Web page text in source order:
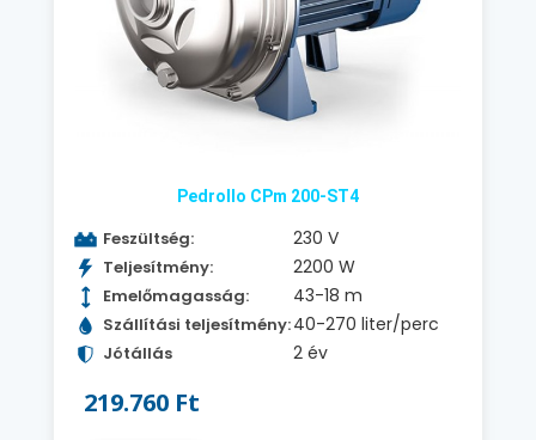
Pedrollo CPm 200-ST4
Feszültség: 230 V
Teljesítmény: 2200 W
Emelőmagasság: 43-18 m
Szállítási teljesítmény:40-270 liter/perc
Jótállás 2 év
219.760 Ft